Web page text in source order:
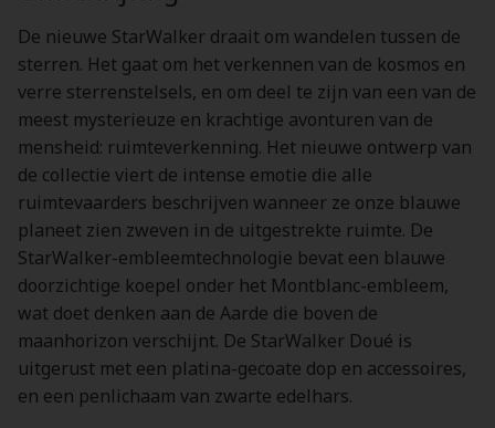
De nieuwe StarWalker draait om wandelen tussen de
sterren. Het gaat om het verkennen van de kosmos en
verre sterrenstelsels, en om deel te zijn van een van de
meest mysterieuze en krachtige avonturen van de
mensheid: ruimteverkenning. Het nieuwe ontwerp van
de collectie viert de intense emotie die alle
ruimtevaarders beschrijven wanneer ze onze blauwe
planeet zien zweven in de uitgestrekte ruimte. De
StarWalker-embleemtechnologie bevat een blauwe
doorzichtige koepel onder het Montblanc-embleem,
wat doet denken aan de Aarde die boven de
maanhorizon verschijnt. De StarWalker Doué is
uitgerust met een platina-gecoate dop en accessoires,
en een penlichaam van zwarte edelhars.